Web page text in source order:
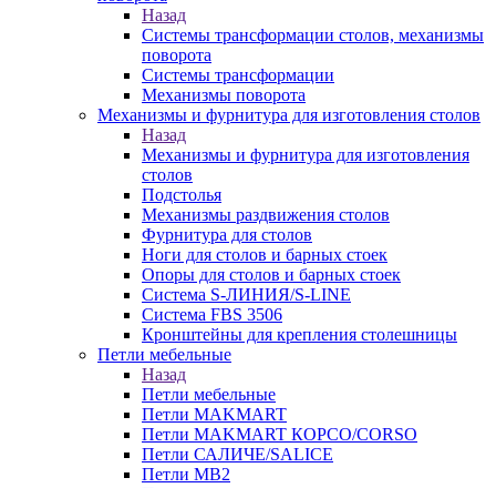
Назад
Системы трансформации столов, механизмы
поворота
Системы трансформации
Механизмы поворота
Механизмы и фурнитура для изготовления столов
Назад
Механизмы и фурнитура для изготовления
столов
Подстолья
Механизмы раздвижения столов
Фурнитура для столов
Ноги для столов и барных стоек
Опоры для столов и барных стоек
Система S-ЛИНИЯ/S-LINE
Система FBS 3506
Кронштейны для крепления столешницы
Петли мебельные
Назад
Петли мебельные
Петли MAKMART
Петли MAKMART КОРСО/CORSO
Петли САЛИЧЕ/SALICE
Петли MB2